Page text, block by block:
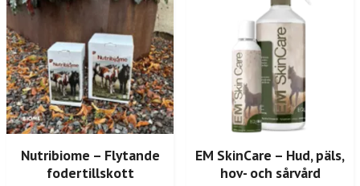
Nutribiome – Flytande
fodertillskott
EM SkinCare – Hud, päls,
hov- och sårvård